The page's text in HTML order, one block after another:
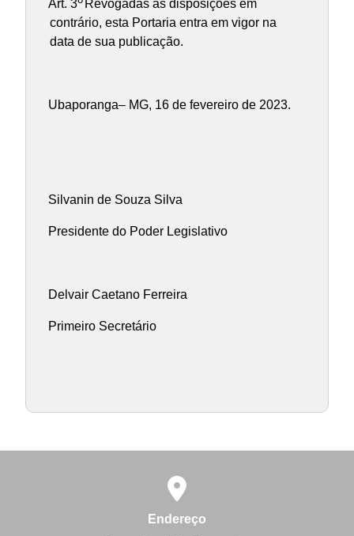
Art. 3
Revogadas as disposições em
contrário, esta Portaria entra em vigor na
data de sua publicação.
Ubaporanga– MG, 16 de fevereiro de 2023.
Silvanin de Souza Silva
Presidente do Poder Legislativo
Delvair Caetano Ferreira
Primeiro Secretário
Endereço